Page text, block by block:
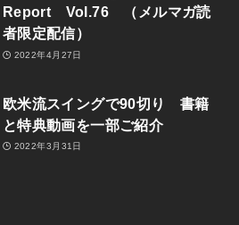
Report Vol.76 （メルマガ読
者限定配信）
2022年4月27日
欧米流スイングで90切り 書籍
と特典動画を一部ご紹介
2022年3月31日